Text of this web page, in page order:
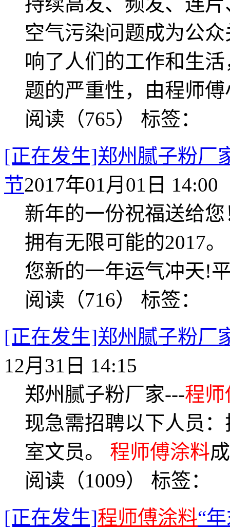
空气污染问题成为公
响了人们的工作和生
题的严重性，由程师
阅读（765） 标签：
[正在发生]郑州腻子粉厂
节2017年01月01日 14:00
新年的一份祝福送给
拥有无限可能的2017
您新的一年运气冲天!
阅读（716） 标签：
[正在发生]郑州腻子粉厂
12月31日 14:15
郑州腻子粉厂家---程
现急需招聘以下人员
室文员。 程师傅涂料
阅读（1009） 标签：
[正在发生]程师傅涂料“